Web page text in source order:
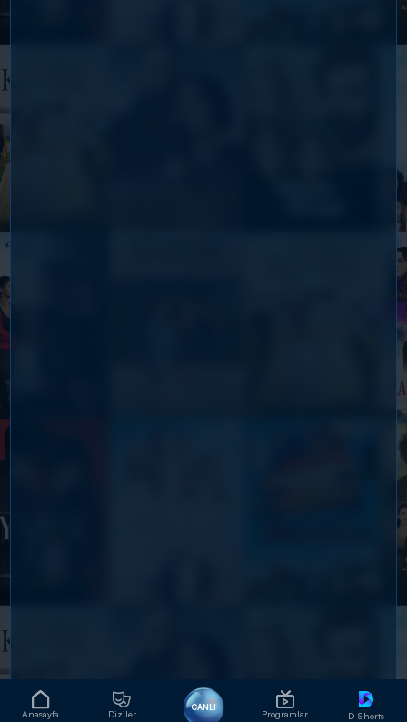
Anasayfa Diziler
CANLI
Programlar D-Shorts